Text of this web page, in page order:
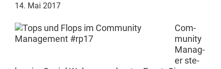
14. Mai 2017
Com­
mu­ni­ty
Man­ag­
er ste­